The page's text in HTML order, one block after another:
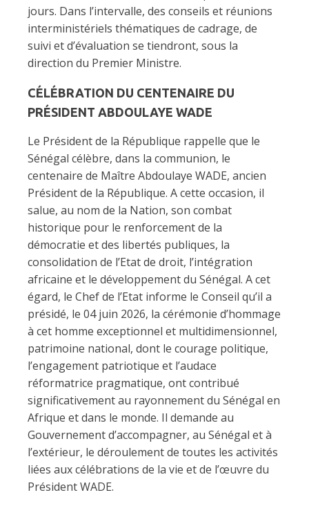
jours. Dans l’intervalle, des conseils et réunions
interministériels thématiques de cadrage, de
suivi et d’évaluation se tiendront, sous la
direction du Premier Ministre.
CÉLÉBRATION DU CENTENAIRE DU
PRÉSIDENT ABDOULAYE WADE
Le Président de la République rappelle que le
Sénégal célèbre, dans la communion, le
centenaire de Maître Abdoulaye WADE, ancien
Président de la République. A cette occasion, il
salue, au nom de la Nation, son combat
historique pour le renforcement de la
démocratie et des libertés publiques, la
consolidation de l’Etat de droit, l’intégration
africaine et le développement du Sénégal. A cet
égard, le Chef de l’Etat informe le Conseil qu’il a
présidé, le 04 juin 2026, la cérémonie d’hommage
à cet homme exceptionnel et multidimensionnel,
patrimoine national, dont le courage politique,
l’engagement patriotique et l’audace
réformatrice pragmatique, ont contribué
significativement au rayonnement du Sénégal en
Afrique et dans le monde. Il demande au
Gouvernement d’accompagner, au Sénégal et à
l’extérieur, le déroulement de toutes les activités
liées aux célébrations de la vie et de l’œuvre du
Président WADE.